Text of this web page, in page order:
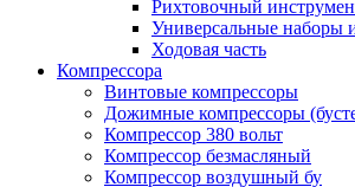
Рихтовочный
Универсальные наборы
Ходовая часть
Компрессора
Винтовые компрессоры
Дожимные компрессоры
Компрессор 380 вольт
Компрессор безмасляный
Компрессор воздушный бу